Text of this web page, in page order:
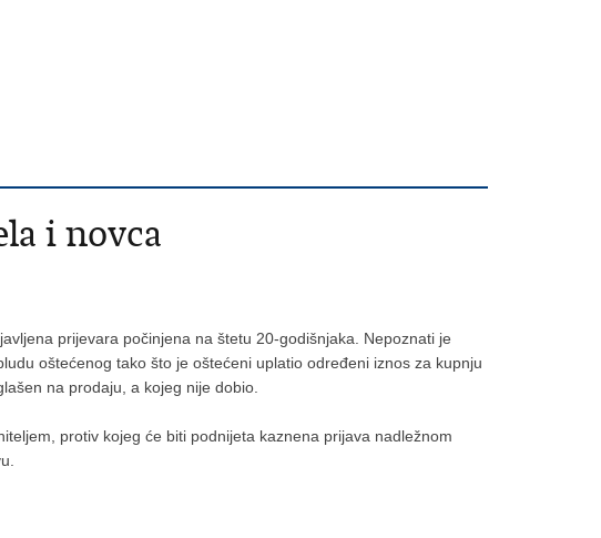
i novca
prijevara počinjena na štetu 20-godišnjaka. Nepoznati je
oštećenog tako što je oštećeni uplatio određeni iznos za kupnju
na prodaju, a kojeg nije dobio.
protiv kojeg će biti podnijeta kaznena prijava nadležnom